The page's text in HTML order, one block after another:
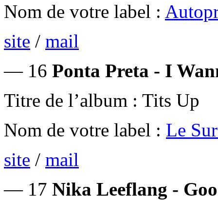
Nom de votre label :
site / mail
— 16 Ponta Preta - I
Titre de l’album : Tits Up
Nom de votre label : Le
site / mail
— 17 Nika Leeflang -